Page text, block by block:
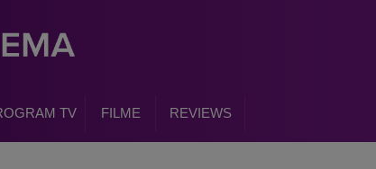
TV FILME REVIEWS